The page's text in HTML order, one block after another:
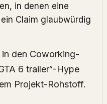
in denen eine
Claim glaubwürdig
in den Coworking-
6 trailer“-Hype
Projekt-Rohstoff.